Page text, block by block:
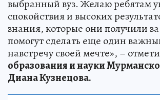
выбранный вуз. Желаю ребятам
спокойствия и высоких
знания, которые они получили
помогут сделать еще один
навстречу своей мечте», –
образования и науки
Диана Кузнецова.